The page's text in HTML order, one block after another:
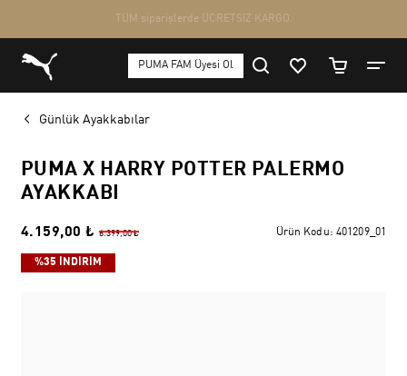
Günlük Ayakkabılar
PUMA X HARRY POTTER PALERMO
AYAKKABI
4.159,00 ₺ 6.399,00 ₺ Ürün Kodu: 401209_01
%35 İNDİRİM